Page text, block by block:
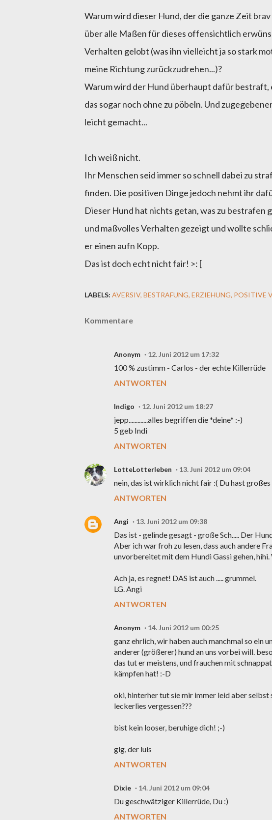
Warum wird dieser Hund, der die ganze Zeit
über alle Maßen für dieses offensichtlich
Verhalten gelobt (was ihn vielleicht ja so stark
meine Richtung zurückzudrehen...)?
Warum wird der Hund überhaupt dafür
das sogar noch ohne zu pöbeln. Und
leicht gemacht...
Ich weiß nicht.
Ihr Menschen seid immer so schnell dabei zu
finden. Die positiven Dinge jedoch nehmt ihr
Dieser Hund hat nichts getan, was zu bestrafen
und maßvolles Verhalten gezeigt und wollte
er einen aufn Kopp.
Das ist doch echt nicht fair! >: [
LABELS: AVERSIV BESTRAFUNG ERZIEHUNG POSITIVE
Kommentare
Anonym 12. Juni 2012 um 17:32
100 % zustimm - Carlos - der echte Killerrüde
ANTWORTEN
Indigo 12. Juni 2012 um 18:27
jepp.............alles begriffen die *deine* :-)
5 geb Indi
ANTWORTEN
LotteLotterleben 13. Juni 2012 um 09:04
nein, das ist wirklich nicht fair :( Du hast
ANTWORTEN
Angi 13. Juni 2012 um 09:38
Das ist - gelinde gesagt - große Sch..... Der
Aber ich war froh zu lesen, dass auch andere
unvorbereitet mit dem Hundi Gassi gehen, hihi.
Ach ja, es regnet! DAS ist auch ..... grummel.
LG. Angi
ANTWORTEN
Anonym 14. Juni 2012 um 00:25
ganz ehrlich, wir haben auch manchmal so ein
anderer (größerer) hund an uns vorbei will.
das tut er meistens, und frauchen mit
kämpfen hat! :-D
oki, hinterher tut sie mir immer leid aber selbst
leckerlies vergessen???
bist kein looser, beruhige dich! ;-)
glg, der luis
ANTWORTEN
Dixie 14. Juni 2012 um 09:04
Du geschwätziger Killerrüde, Du :)
ANTWORTEN